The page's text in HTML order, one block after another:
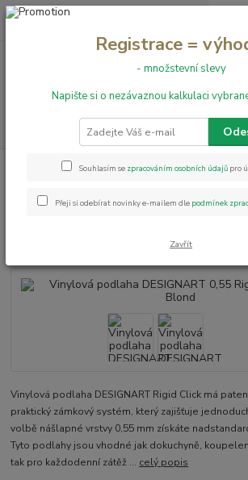
+420 731 199 591
Vinylové podlahy
Vinylová podlaha
Vinylová podlaha
0,55 Rigid Click - Baita
Vinylová podlaha DESIGNART Rigid Click má
praktický zámkový systém, který zajišťuje
volbě nášlapné vrstvy 0,55 mm získáte
Tyto podlahy jsou vhodné jak dokuchyně,
tak pro každodenní zátěž ... celý popis
Registrace =
- množstevní slevy
Napište si o nezávaznou kalkulaci
Souhlasím se zpracováním osobních údajů pro
Přeji si odebírat novinky e-mailem dle podmínek
Zavřít